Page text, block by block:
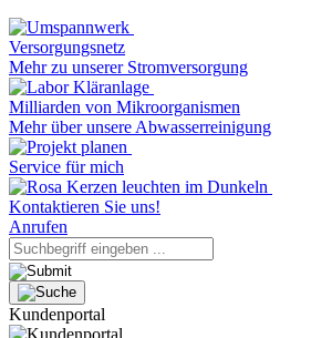
Versorgungsnetz
Mehr zu unserer Stromversorgung
Milliarden von Mikroorganismen
Mehr über unsere Abwasserreinigung
Service für mich
Kontaktieren Sie uns!
Anrufen
Kundenportal